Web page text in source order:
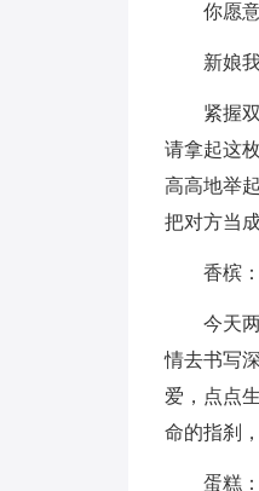
你愿
新娘
紧握
请拿起这
高高地举
把对方当
香槟：
今天
情去书写
爱，点点
命的指刹
蛋糕：